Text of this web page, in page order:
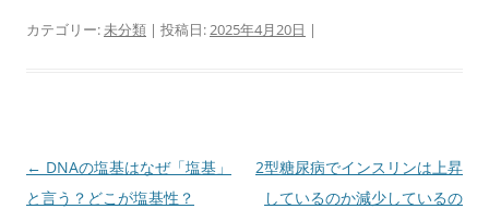
カテゴリー:未分類 | 投稿日:2025年4月20日 |
投
稿
← DNAの塩基はなぜ「塩基」
と言う？どこが塩基性？
2型糖尿病でインスリンは上昇
しているのか減少しているの